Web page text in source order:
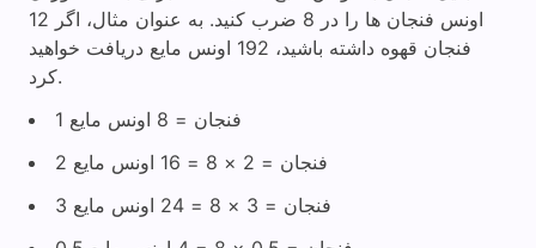
اونس فنجان ها را در 8 ضرب کنید. به عنوان مثال، اگر 12
فنجان قهوه داشته باشید، 192 اونس مایع دریافت خواهید
کرد.
1 فنجان = 8 اونس مایع
2 فنجان = 2 × 8 = 16 اونس مایع
3 فنجان = 3 × 8 = 24 اونس مایع